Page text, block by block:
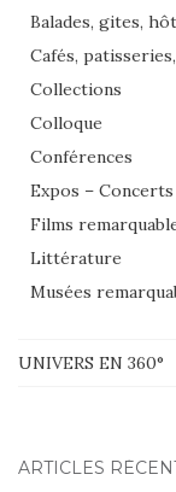
Balades, gites,
Cafés,
Collections
Colloque
Conférences
Expos –
Films
Littérature
Musées
UNIVERS EN 360°
ARTICLES